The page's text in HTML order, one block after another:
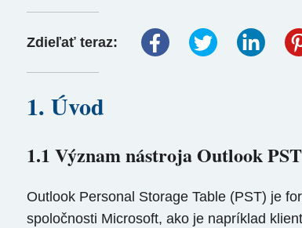
Zdieľať teraz:
1. Úvod
1.1 Význam nástroja Outlook
Outlook Personal Storage Table (PST) je
spoločnosti Microsoft, ako je napríklad